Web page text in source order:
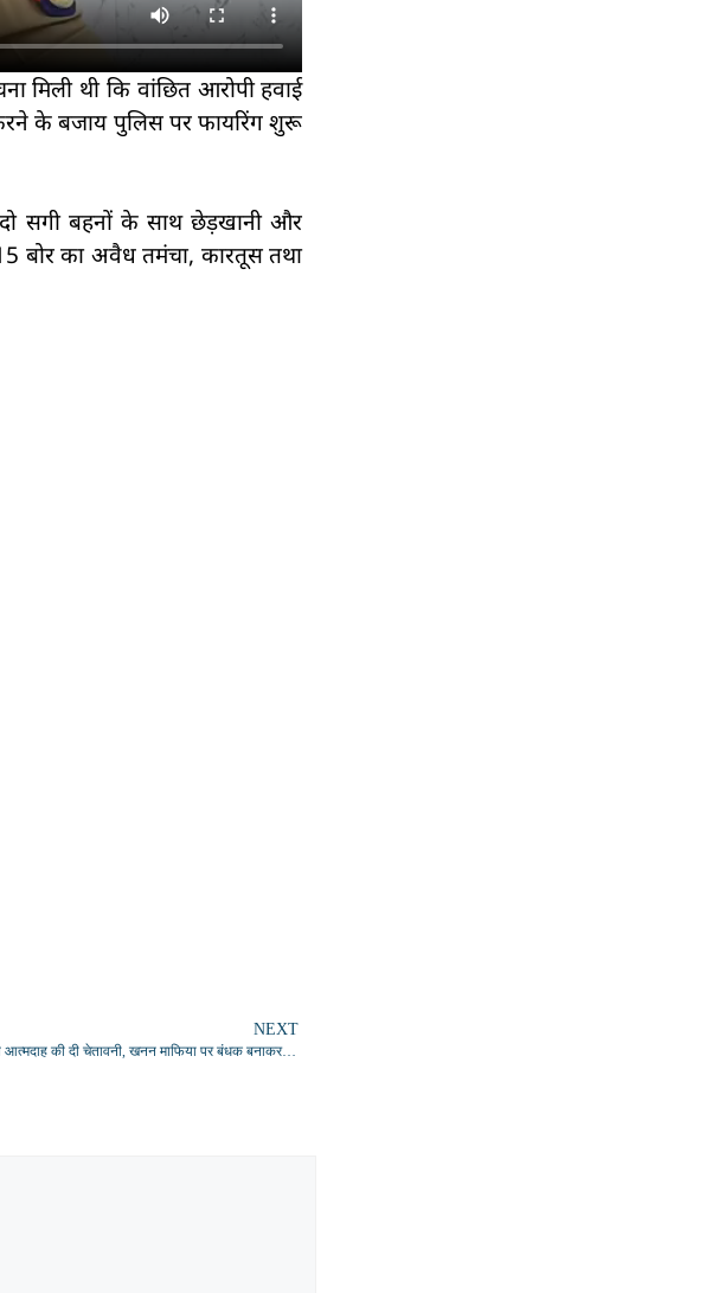
थी कि वांछित आरोपी हवाई
के बजाय पुलिस पर फायरिंग शुरू
सगी बहनों के साथ छेड़खानी और
बोर का अवैध तमंचा, कारतूस तथा
NEXT
न्याय न मिलने से आक्रोशित पत्रकार ने पुलिस के सामने आत्मदाह की दी चेतावनी, खनन माफिया पर बंधक बनाकर मारपीट का आरोप